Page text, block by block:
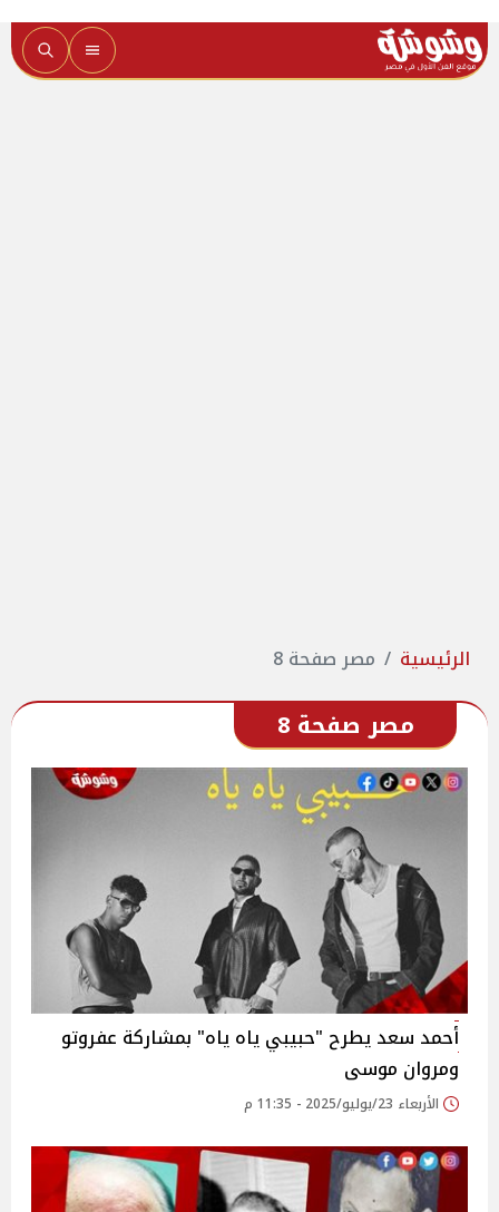
الرئيسية مصر صفحة 8
مصر صفحة 8
أحمد سعد يطرح "حبيبي ياه ياه" بمشاركة عفروتو
ومروان موسى ‎
الأربعاء 23/يوليو/2025 - 11:35 م